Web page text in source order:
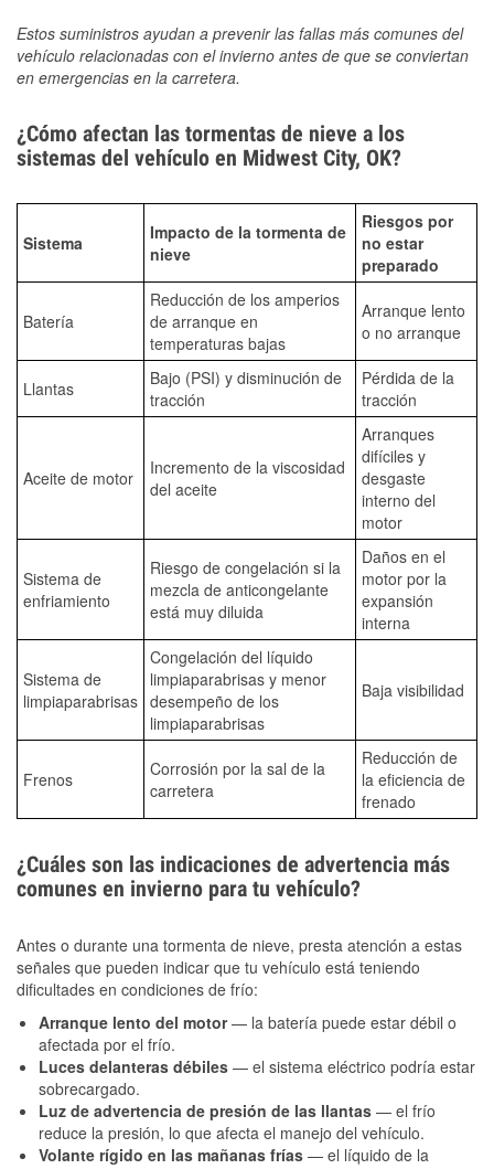
Estos suministros ayudan a prevenir las fallas más comunes del
vehículo relacionadas con el invierno antes de que se conviertan
en emergencias en la carretera.
¿Cómo afectan las tormentas de nieve a los
sistemas del vehículo en Midwest City, OK?
Sistema
Impacto de la tormenta de
nieve
Riesgos por
no estar
preparado
Batería
Reducción de los amperios
de arranque en
temperaturas bajas
Arranque lento
o no arranque
Llantas
Bajo (PSI) y disminución de
tracción
Pérdida de la
tracción
Aceite de motor
Incremento de la viscosidad
del aceite
Arranques
difíciles y
desgaste
interno del
motor
Sistema de
enfriamiento
Riesgo de congelación si la
mezcla de anticongelante
está muy diluida
Daños en el
motor por la
expansión
interna
Sistema de
limpiaparabrisas
Congelación del líquido
limpiaparabrisas y menor
desempeño de los
limpiaparabrisas
Baja visibilidad
Frenos
Corrosión por la sal de la
carretera
Reducción de
la eficiencia de
frenado
¿Cuáles son las indicaciones de advertencia más
comunes en invierno para tu vehículo?
Antes o durante una tormenta de nieve, presta atención a estas
señales que pueden indicar que tu vehículo está teniendo
dificultades en condiciones de frío:
Arranque lento del motor— la batería puede estar débil o
afectada por el frío.
Luces delanteras débiles — el sistema eléctrico podría estar
sobrecargado.
Luz de advertencia de presión de las llantas — el frío
reduce la presión, lo que afecta el manejo del vehículo.
Volante rígido en las mañanas frías — el líquido de la